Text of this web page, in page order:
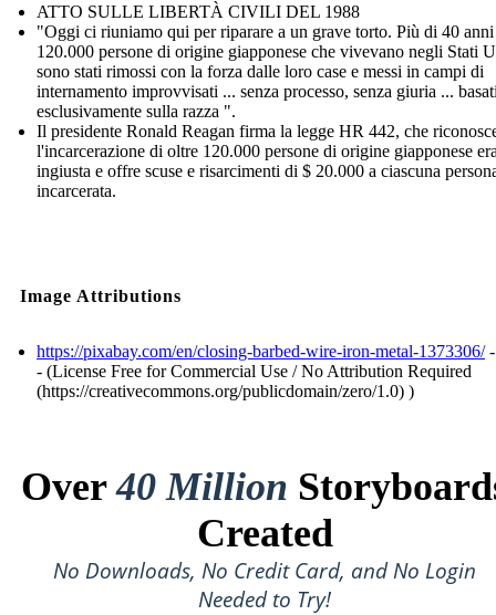
ATTO SULLE LIBERTÀ CIVILI DEL 1988
"Oggi ci riuniamo qui per riparare a un grave torto. Più di 40
120.000 persone di origine giapponese che vivevano negli Stati
sono stati rimossi con la forza dalle loro case e messi in campi di
internamento improvvisati ... senza processo, senza giuria ...
esclusivamente sulla razza ".
Il presidente Ronald Reagan firma la legge HR 442, che
l'incarcerazione di oltre 120.000 persone di origine giapponese
ingiusta e offre scuse e risarcimenti di $ 20.000 a ciascuna
incarcerata.
Image Attributions
https://pixabay.com/en/closing-barbed-wire-iron-metal-1373306/-
- (License Free for Commercial Use / No Attribution Required
(https://creativecommons.org/publicdomain/zero/1.0) )
Over40 Million
Created
No Downloads, No Credit Card, and No Login
Needed to Try!